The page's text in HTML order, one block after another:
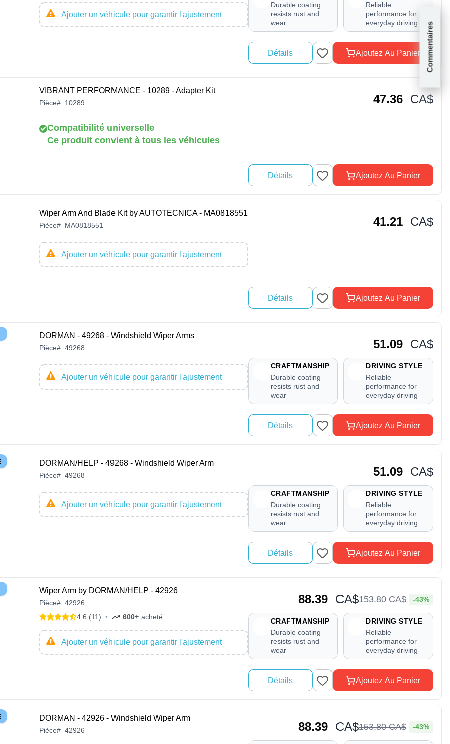
Commentaires
Ajouter un véhicule pour garantir l'ajustement
Durable coating
resists rust and
wear
Reliable
performance for
everyday driving
Détails Ajoutez Au Panier
VIBRANT PERFORMANCE - 10289 - Adapter Kit
Pièce# 10289
Compatibilité universelle
Ce produit convient à tous les véhicules
47.36 CA$
Détails Ajoutez Au Panier
Wiper Arm And Blade Kit by AUTOTECNICA - MA0818551
Pièce# MA0818551
Ajouter un véhicule pour garantir l'ajustement
41.21 CA$
Détails Ajoutez Au Panier
DORMAN - 49268 - Windshield Wiper Arms
Pièce# 49268
Ajouter un véhicule pour garantir l'ajustement
51.09 CA$
CRAFTMANSHIP
Durable coating
resists rust and
wear
DRIVING STYLE
Reliable
performance for
everyday driving
Détails Ajoutez Au Panier
DORMAN/HELP - 49268 - Windshield Wiper Arm
Pièce# 49268
Ajouter un véhicule pour garantir l'ajustement
51.09 CA$
CRAFTMANSHIP
Durable coating
resists rust and
wear
DRIVING STYLE
Reliable
performance for
everyday driving
Détails Ajoutez Au Panier
Wiper Arm by DORMAN/HELP - 42926
Pièce# 42926
4.6 (11) • 600+ acheté
Ajouter un véhicule pour garantir l'ajustement
88.39 CA$153.80CA$ -43%
CRAFTMANSHIP
Durable coating
resists rust and
wear
DRIVING STYLE
Reliable
performance for
everyday driving
Détails Ajoutez Au Panier
DORMAN - 42926 - Windshield Wiper Arm
Pièce# 42926 88.39 CA$153.80CA$ -43%